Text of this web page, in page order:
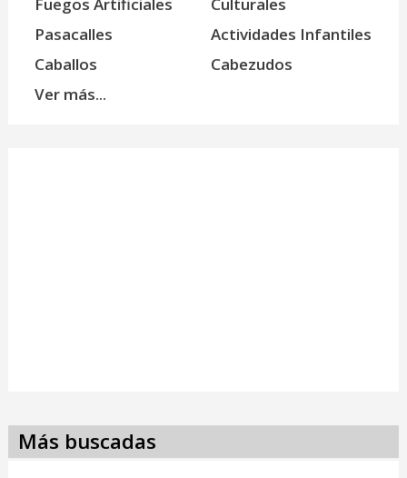
Fuegos Artificiales
Culturales
Pasacalles
Actividades Infantiles
Caballos
Cabezudos
Ver más...
Más buscadas